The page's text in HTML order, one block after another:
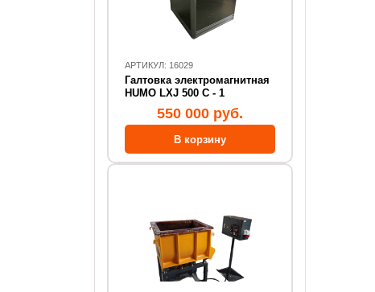
АРТИКУЛ: 16029
Галтовка электромагнитная
HUMO LXJ 500 C - 1
550 000 руб.